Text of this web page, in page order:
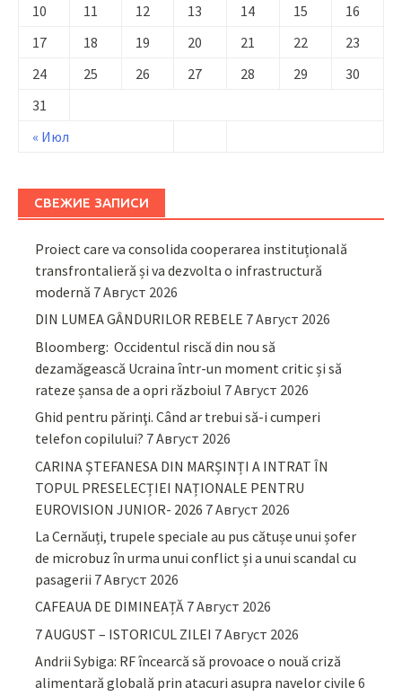
« Июл
10
11 12 13 14 15
16
17
18 19 20 21 22
23
24
25 26 27 28 29
30
31
СВЕЖИЕ ЗАПИСИ
Proiect care va consolida cooperarea instituțională
transfrontalieră și va dezvolta o infrastructură
modernă 7 Август 2026
DIN LUMEA GÂNDURILOR REBELE 7 Август 2026
Bloomberg: Occidentul riscă din nou să
dezamăgească Ucraina într-un moment critic și să
rateze șansa de a opri războiul 7 Август 2026
Ghid pentru părinţi. Când ar trebui să-i cumperi
telefon copilului? 7 Август 2026
CARINA ȘTEFANESA DIN MARȘINȚI A INTRAT ÎN
TOPUL PRESELECȚIEI NAȚIONALE PENTRU
EUROVISION JUNIOR- 2026 7 Август 2026
La Cernăuți, trupele speciale au pus cătușe unui șofer
de microbuz în urma unui conflict și a unui scandal cu
pasagerii 7 Август 2026
CAFEAUA DE DIMINEAȚĂ 7 Август 2026
7 AUGUST – ISTORICUL ZILEI 7 Август 2026
Andrii Sybiga: RF încearcă să provoace o nouă criză
alimentară globală prin atacuri asupra navelor civile 6